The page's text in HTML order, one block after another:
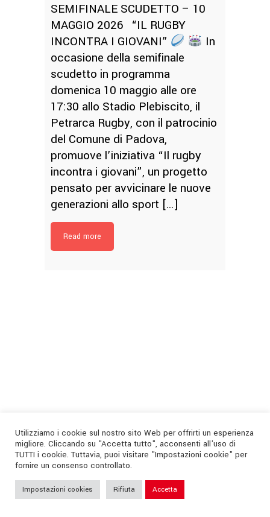
SEMIFINALE SCUDETTO – 10
MAGGIO 2026 “IL RUGBY
INCONTRA I GIOVANI”
In
occasione della semifinale
scudetto in programma
domenica 10 maggio alle ore
17:30 allo Stadio Plebiscito, il
Petrarca Rugby, con il patrocinio
del Comune di Padova,
promuove l’iniziativa “Il rugby
incontra i giovani”, un progetto
pensato per avvicinare le nuove
generazioni allo sport […]
Read more
SONO ONLINE I BIGLIETTI PER
Utilizziamo i cookie sul nostro sito Web per offrirti un esperienza
migliore. Cliccando su "Accetta tutto", acconsenti all'uso di
TUTTI i cookie. Tuttavia, puoi visitare "Impostazioni cookie" per
fornire un consenso controllato.
Impostazioni cookies Rifiuta Accetta